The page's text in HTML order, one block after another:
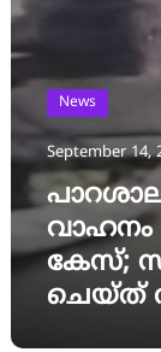
News
September 14,
വാഹനം
കേസ്;
ചെയ്ത്